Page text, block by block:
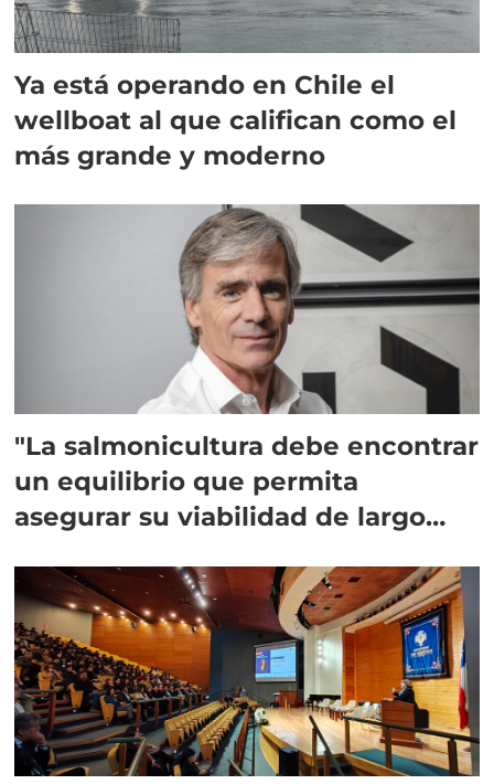
Ya está operando en Chile el
wellboat al que califican como el
más grande y moderno
"La salmonicultura debe encontrar
un equilibrio que permita
asegurar su viabilidad de largo